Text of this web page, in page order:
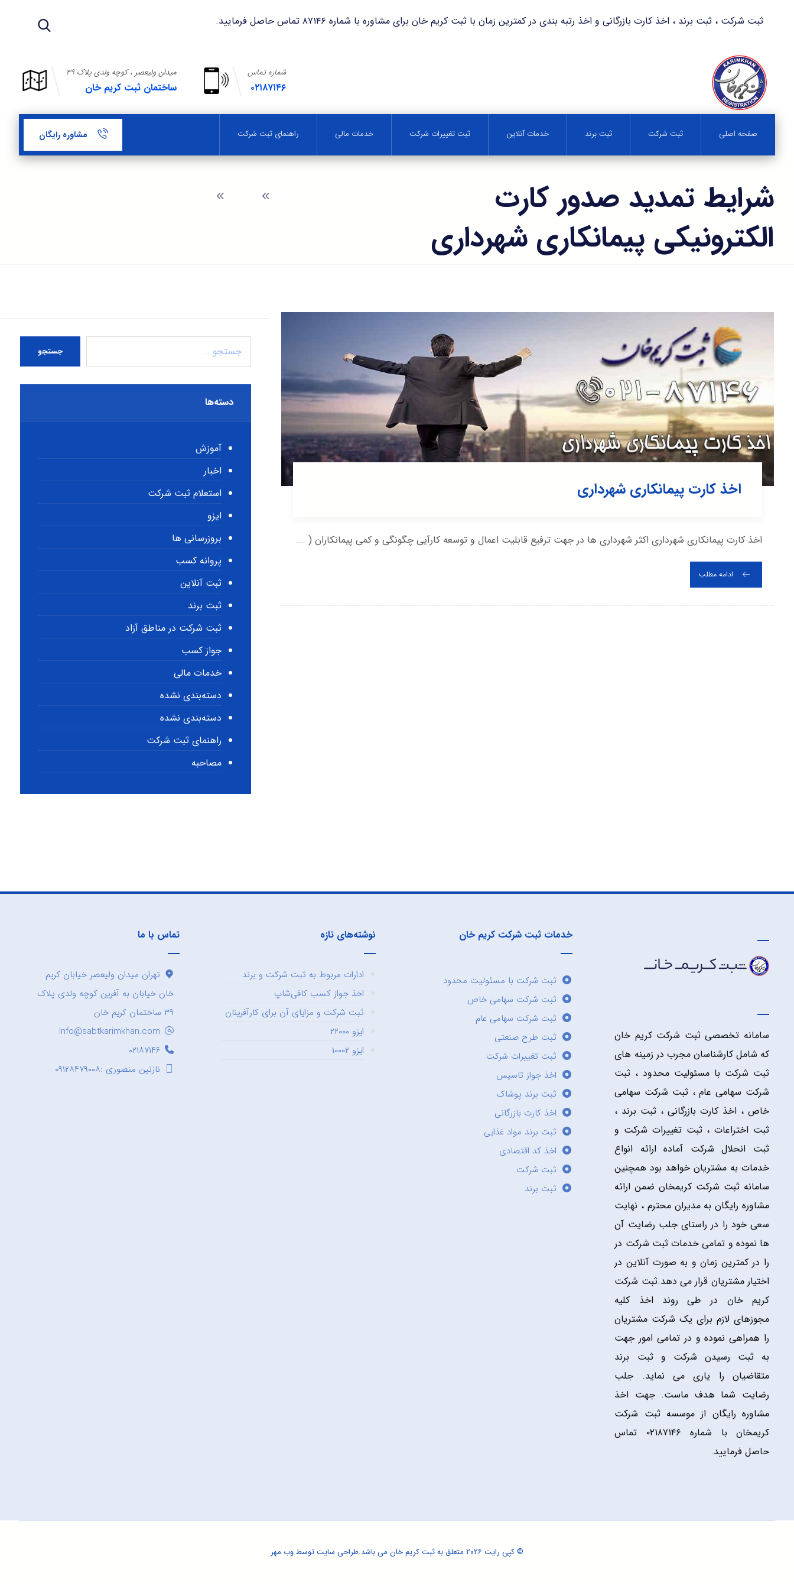
ثبت شرکت ، ثبت برند ، اخذ کارت بازرگانی و اخذ رتبه بندی در کمترین زمان با ثبت کریم خان برای مشاوره با شماره ۸۷۱۴۶ تماس حاصل فرمایید.
میدان ولیعصر ، کوچه ولدی پلاک ۳۹
ساختمان ثبت کریم خان
شماره تماس
۰۲۱۸۷۱۴۶
صفحه اصلی ثبت شرکت ثبت برند خدمات آنلاین ثبت تغییرات شرکت خدمات مالی راهنمای ثبت شرکت مشاوره رایگان
شرایط تمدید صدور کارت
الکترونیکی پیمانکاری شهرداری
اخذ کارت پیمانکاری شهرداری
اخذ کارت پیمانکاری شهرداری اکثر شهرداری ها در جهت ترفیع قابلیت اعمال و توسعه کارآیی چگونگی و کمی پیمانکاران ( ...
ادامه مطلب
جستجو
دسته‌ها
آموزش
اخبار
استعلام ثبت شرکت
ایزو
بروزرسانی ها
پروانه کسب
ثبت آنلاین
ثبت برند
ثبت شرکت در مناطق آزاد
جواز کسب
خدمات مالی
دسته‌بندی نشده
دسته‌بندی نشده
راهنمای ثبت شرکت
مصاحبه
سامانه تخصصی ثبت شرکت کریم خان
که شامل کارشناسان مجرب در زمینه های
ثبت شرکت با مسئولیت محدود ، ثبت
شرکت سهامی عام ، ثبت شرکت سهامی
خاص ، اخذ کارت بازرگانی ، ثبت برند ،
ثبت اختراعات ، ثبت تغییرات شرکت و
ثبت انحلال شرکت آماده ارائه انواع
خدمات به مشتریان خواهد بود همچنین
سامانه ثبت شرکت کریمخان ضمن ارائه
مشاوره رایگان به مدیران محترم ، نهایت
سعی خود را در راستای جلب رضایت آن
ها نموده و تمامی خدمات ثبت شرکت در
را در کمترین زمان و به صورت آنلاین در
اختیار مشتریان قرار می دهد.ثبت شرکت
کریم خان در طی روند اخذ کلیه
مجوزهای لازم برای یک شرکت مشتریان
را همراهی نموده و در تمامی امور جهت
به ثبت رسیدن شرکت و ثبت برند
متقاضیان را یاری می نماید. جلب
رضایت شما هدف ماست. جهت اخذ
مشاوره رایگان از موسسه ثبت شرکت
کریمخان با شماره ۰۲۱۸۷۱۴۶ تماس
حاصل فرمایید.
خدمات ثبت شرکت کریم خان
ثبت شرکت با مسئولیت محدود
ثبت شرکت سهامی خاص
ثبت شرکت سهامی عام
ثبت طرح صنعتی
ثبت تغییرات شرکت
اخذ جواز تاسیس
ثبت برند پوشاک
اخذ کارت بازرگانی
ثبت برند مواد غذایی
اخذ کد اقتصادی
ثبت شرکت
ثبت برند
نوشته‌های تازه
ادارات مربوط به ثبت شرکت و برند
اخذ جواز کسب کافی‌شاپ
ثبت شرکت و مزایای آن برای کارآفرینان
ایزو ۲۲۰۰۰
ایزو ۱۰۰۰۲
تماس با ما
تهران میدان ولیعصر خیابان کریم
خان خیابان به آفرین کوچه ولدی پلاک
۳۹ ساختمان کریم خان
Info@sabtkarimkhan.com
۰۲۱۸۷۱۴۶
نازنین منصوری :۰۹۱۲۸۴۷۹۰۰۸
© کپی رایت ۲۰۲۶ متعلق به ثبت کریم خان می باشد. طراحی سایتتوسط وب مهر